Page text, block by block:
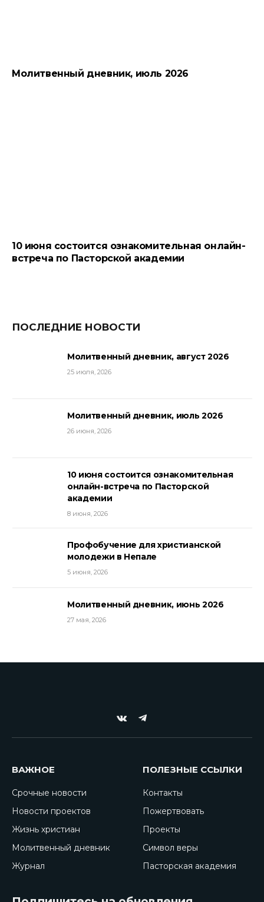
Молитвенный дневник, июль 2026
10 июня состоится ознакомительная онлайн-
встреча по Пасторской академии
ПОСЛЕДНИЕ НОВОСТИ
Молитвенный дневник, август 2026
25 июля, 2026
Молитвенный дневник, июль 2026
26 июня, 2026
10 июня состоится ознакомительная
онлайн-встреча по Пасторской
академии
8 июня, 2026
Профобучение для христианской
молодежи в Непале
5 июня, 2026
Молитвенный дневник, июнь 2026
27 мая, 2026
VKontakte
Telegram
ВАЖНОЕ
Срочные новости
Новости проектов
Жизнь христиан
Молитвенный дневник
Журнал
ПОЛЕЗНЫЕ ССЫЛКИ
Контакты
Пожертвовать
Проекты
Символ веры
Пасторская академия